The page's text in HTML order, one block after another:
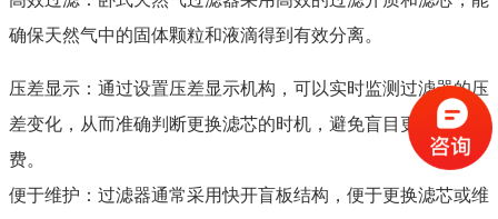
确保天然气中的固体颗粒和液滴得到有效分离。
压差显示：通过设置压差显示机构，可以实时监测过滤器的压
差变化，从而准确判断更换滤芯的时机，避免盲目更换和浪
费。
便于维护：过滤器通常采用快开盲板结构，便于更换滤芯或维